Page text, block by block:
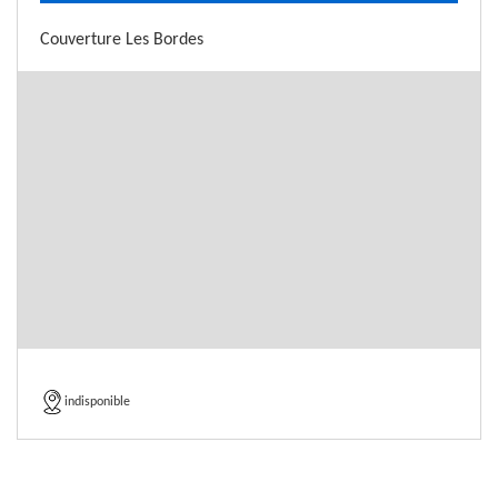
Couverture Les Bordes
indisponible